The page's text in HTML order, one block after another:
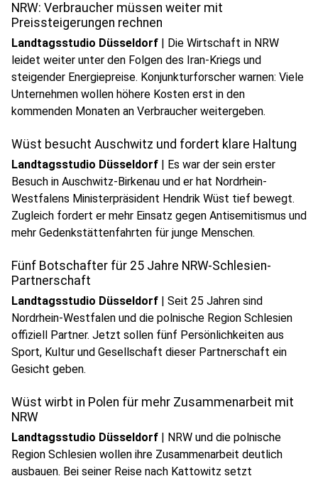
NRW: Verbraucher müssen weiter mit
Preissteigerungen rechnen
Landtagsstudio Düsseldorf | Die Wirtschaft in NRW
leidet weiter unter den Folgen des Iran-Kriegs und
steigender Energiepreise. Konjunkturforscher warnen: Viele
Unternehmen wollen höhere Kosten erst in den
kommenden Monaten an Verbraucher weitergeben.
play_circleAudio anhören
Wüst besucht Auschwitz und fordert klare Haltung
Landtagsstudio Düsseldorf | Es war der sein erster
Besuch in Auschwitz-Birkenau und er hat Nordrhein-
Westfalens Ministerpräsident Hendrik Wüst tief bewegt.
Zugleich fordert er mehr Einsatz gegen Antisemitismus und
mehr Gedenkstättenfahrten für junge Menschen.
Fünf Botschafter für 25 Jahre NRW-Schlesien-
Partnerschaft
Landtagsstudio Düsseldorf | Seit 25 Jahren sind
Nordrhein-Westfalen und die polnische Region Schlesien
offiziell Partner. Jetzt sollen fünf Persönlichkeiten aus
Sport, Kultur und Gesellschaft dieser Partnerschaft ein
Gesicht geben.
Wüst wirbt in Polen für mehr Zusammenarbeit mit
NRW
Landtagsstudio Düsseldorf | NRW und die polnische
Region Schlesien wollen ihre Zusammenarbeit deutlich
ausbauen. Bei seiner Reise nach Kattowitz setzt